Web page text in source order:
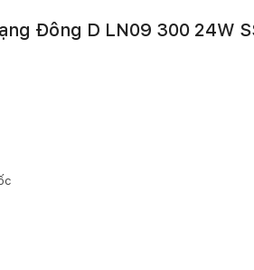
Đông D LN09 300 24W